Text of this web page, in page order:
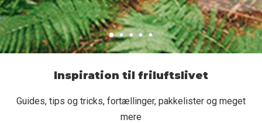
Inspiration til friluftslivet
Guides, tips og tricks, fortællinger, pakkelister og meget
mere